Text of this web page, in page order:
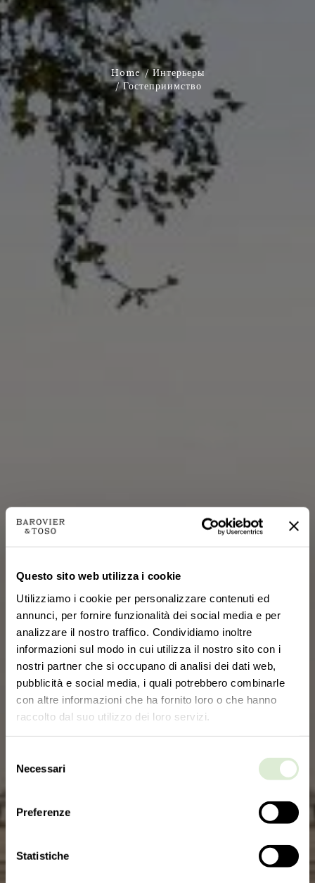
Questo sito web utilizza i cookie
Utilizziamo i cookie per personalizzare contenuti ed
annunci, per fornire funzionalità dei social media e per
analizzare il nostro traffico. Condividiamo inoltre
informazioni sul modo in cui utilizza il nostro sito con i
nostri partner che si occupano di analisi dei dati web,
pubblicità e social media, i quali potrebbero combinarle
con altre informazioni che ha fornito loro o che hanno
raccolto dal suo utilizzo dei loro servizi.
delNecessari
Preferenze
Statistiche
Home
Интерьеры
Гостеприимство